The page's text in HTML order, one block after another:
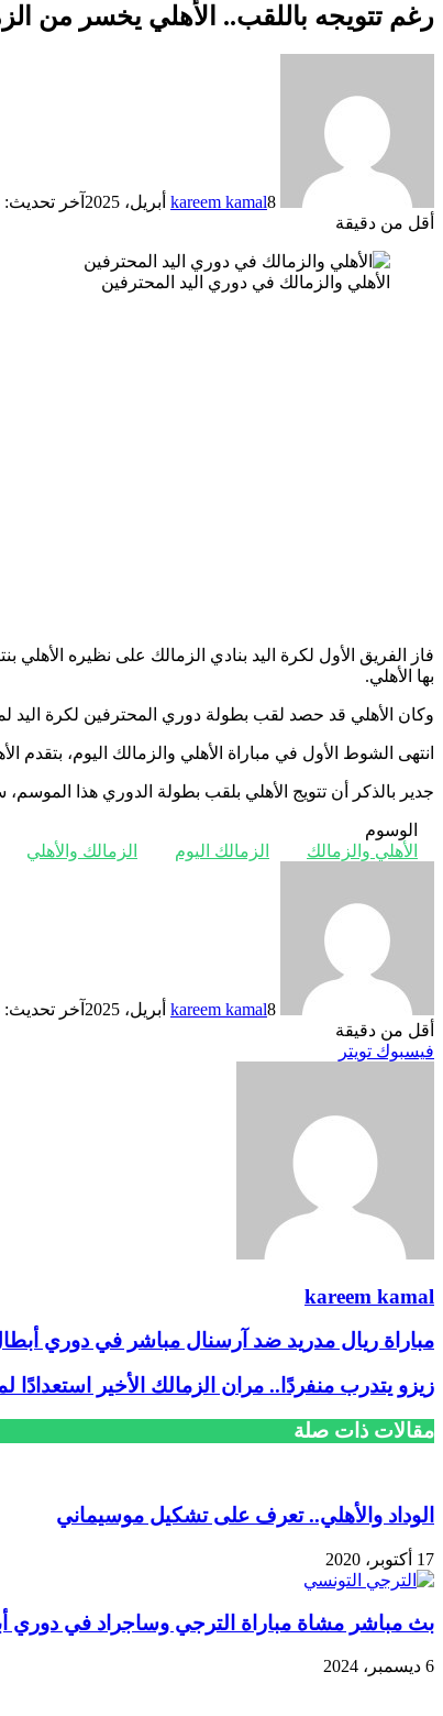
رغم تتويجه باللقب.. الأهلي يخسر من
kareem kamal8 أبريل، 2025
آخر تحديث: 8 أبريل، 2025
أقل من دقيقة
الأهلي والزمالك في دوري اليد المحترفين
بها الأهلي.
وكان الأهلي قد حصد لقب بطولة دوري المحترفين لكرة اليد لموسم 2024-2025، في الجولة قبل الأخيرة للمسابقة، بعد فوزه على فريق الزهور بنتيجة 39-21، ليتوج بالدوري للموسم
انتهى الشوط الأول في مباراة الأهلي والزمالك اليوم، بتقدم الأهلي بنتيجة 14 – 13، ثم نجح الزمالك خلال الشوط الثاني في التفوق على الأهلي، لينهي اللقاء لصالحه
جدير بالذكر أن تتويج الأهلي بلقب بطولة الدوري هذا
الوسوم
الأهلي والزمالك
الزمالك اليوم الزمالك والأهلي
kareem kamal8 أبريل، 2025
آخر تحديث: 8 أبريل، 2025
أقل من دقيقة
فيسبوك تويتر
kareem kamal
مباراة ريال مدريد ضد آرسنال مباشر في دوري
زيزو يتدرب منفردًا.. مران الزمالك الأخير استعدادًا
مقالات ذات صلة
الوداد والأهلي.. تعرف على تشكيل موسيماني
17 أكتوبر، 2020
بث مباشر مشاة مباراة الترجي وساجراد في دوري
6 ديسمبر، 2024